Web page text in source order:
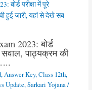
2023: बोर्ड
सवाल, पाठ्यक्रम की
,Answer Key,Class 12th,
Update,Sarkari Yojana/